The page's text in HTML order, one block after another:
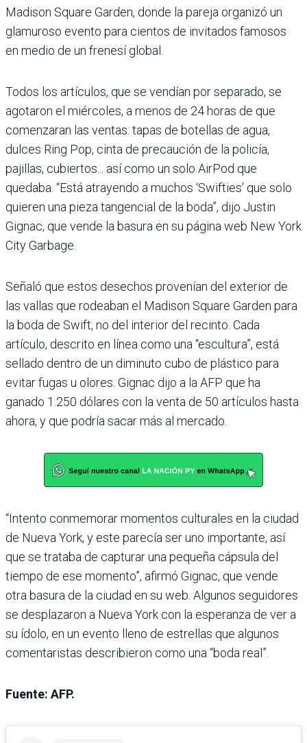
Madison Square Garden, donde la pareja organizó un
glamuroso evento para cientos de invitados famosos
en medio de un frenesí global.
Todos los artículos, que se vendían por separado, se
agotaron el miércoles, a menos de 24 horas de que
comenzaran las ventas: tapas de botellas de agua,
dulces Ring Pop, cinta de precaución de la policía,
pajillas, cubiertos... así como un solo AirPod que
quedaba. “Está atrayendo a muchos ‘Swifties’ que solo
quieren una pieza tangencial de la boda”, dijo Justin
Gignac, que vende la basura en su página web New York
City Garbage.
Señaló que estos desechos provenían del exterior de
las vallas que rodeaban el Madison Square Garden para
la boda de Swift, no del interior del recinto. Cada
artículo, descrito en línea como una “escultura”, está
sellado dentro de un diminuto cubo de plástico para
evitar fugas u olores. Gignac dijo a la AFP que ha
ganado 1.250 dólares con la venta de 50 artículos hasta
ahora, y que podría sacar más al mercado.
“Intento conmemorar momentos culturales en la ciudad
de Nueva York, y este parecía ser uno importante, así
que se trataba de capturar una pequeña cápsula del
tiempo de ese momento”, afirmó Gignac, que vende
otra basura de la ciudad en su web. Algunos seguidores
se desplazaron a Nueva York con la esperanza de ver a
su ídolo, en un evento lleno de estrellas que algunos
comentaristas describieron como una “boda real”.
Fuente: AFP.